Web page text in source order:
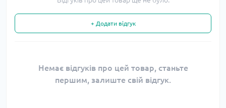
+ Додати відгук
Немає відгуків про цей товар, станьте
першим, залиште свій відгук.